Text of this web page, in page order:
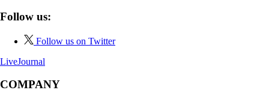
Follow us:
Follow us on Twitter
LiveJournal
COMPANY